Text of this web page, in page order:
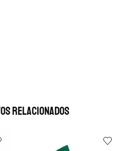
Relacionados